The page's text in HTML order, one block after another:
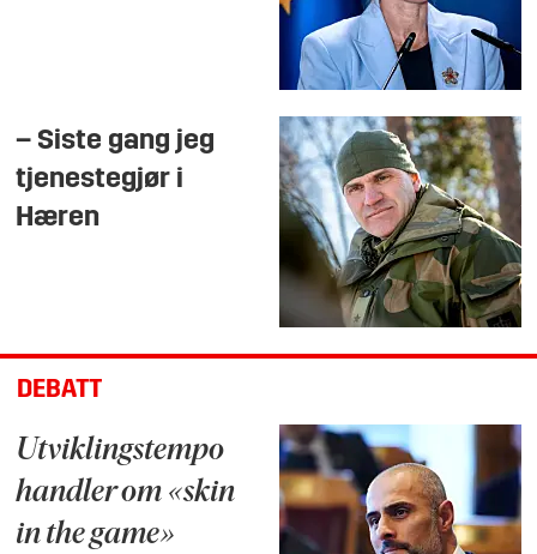
– Siste gang jeg
tjenestegjør i
Hæren
DEBATT
Utviklingstempo
handler om «skin
in the game»